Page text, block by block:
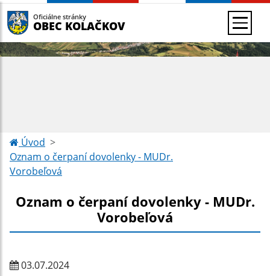
Oficiálne stránky
OBEC KOLAČKOV
Úvod
Oznam o čerpaní dovolenky - MUDr.
Vorobeľová
Oznam o čerpaní dovolenky - MUDr.
Vorobeľová
03.07.2024